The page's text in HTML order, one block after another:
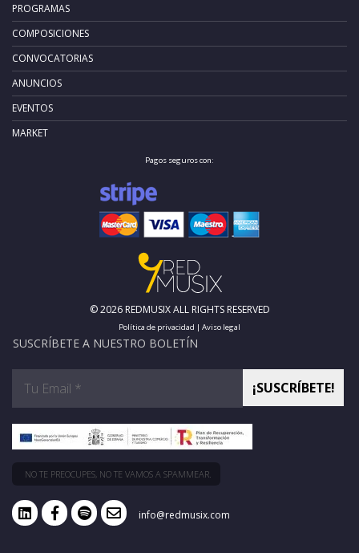
PROGRAMAS
COMPOSICIONES
CONVOCATORIAS
ANUNCIOS
EVENTOS
MARKET
Pagos seguros con:
© 2026 REDMUSIX ALL RIGHTS RESERVED
Política de privacidad | Aviso legal
SUSCRÍBETE A NUESTRO BOLETÍN
NO TE PREOCUPES, NO TE VAMOS A SPAMMEAR.
info@redmusix.com